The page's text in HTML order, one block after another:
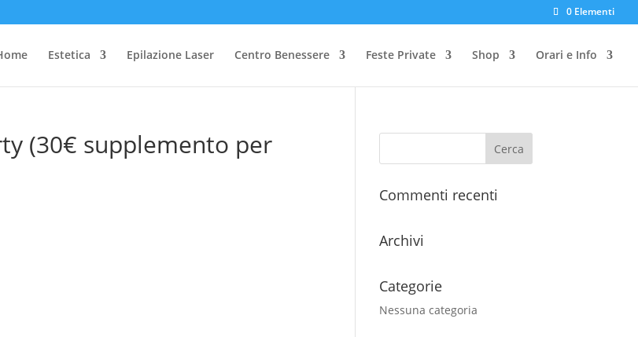
0 Elementi
Estetica Epilazione Laser Centro Benessere Feste Private Shop Orari e Info
(30€ supplemento per
Commenti recenti
Archivi
Categorie
Nessuna categoria